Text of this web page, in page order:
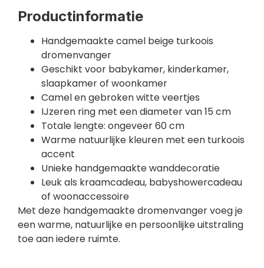
Productinformatie
Handgemaakte camel beige turkoois
dromenvanger
Geschikt voor babykamer, kinderkamer,
slaapkamer of woonkamer
Camel en gebroken witte veertjes
IJzeren ring met een diameter van 15 cm
Totale lengte: ongeveer 60 cm
Warme natuurlijke kleuren met een turkoois
accent
Unieke handgemaakte wanddecoratie
Leuk als kraamcadeau, babyshowercadeau
of woonaccessoire
Met deze handgemaakte dromenvanger voeg je
een warme, natuurlijke en persoonlijke uitstraling
toe aan iedere ruimte.